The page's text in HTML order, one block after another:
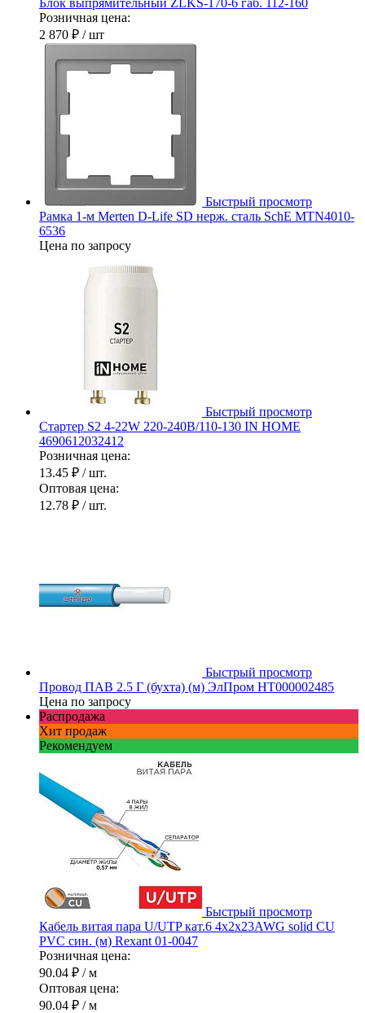
Розничная цена:
2 870 ₽ / шт
Быстрый просмотр
Рамка 1-м Merten D-Life SD нерж. сталь SchE MTN4010-
6536
Цена по запросу
Быстрый просмотр
Стартер S2 4-22W 220-240В/110-130 IN HOME
4690612032412
Розничная цена:
13.45 ₽ / шт.
Оптовая цена:
12.78 ₽ / шт.
Быстрый просмотр
Провод ПАВ 2.5 Г (бухта) (м) ЭлПром НТ000002485
Цена по запросу
Распродажа
Хит продаж
Рекомендуем
Быстрый просмотр
Кабель витая пара U/UTP кат.6 4х2х23AWG solid CU
PVC син. (м) Rexant 01-0047
Розничная цена:
90.04 ₽ / м
Оптовая цена:
90.04 ₽ / м